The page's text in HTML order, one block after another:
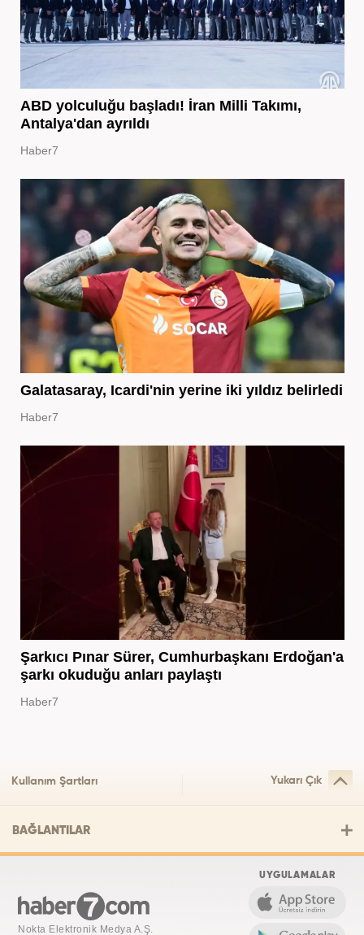
ABD yolculuğu başladı! İran Milli Takımı,
Antalya'dan ayrıldı
Haber7
Galatasaray, Icardi'nin yerine iki yıldız belirledi
Haber7
Şarkıcı Pınar Sürer, Cumhurbaşkanı Erdoğan'a
şarkı okuduğu anları paylaştı
Haber7
Kullanım Şartları Yukarı Çık
BAĞLANTILAR
Nokta Elektronik Medya A.Ş.
UYGULAMALAR